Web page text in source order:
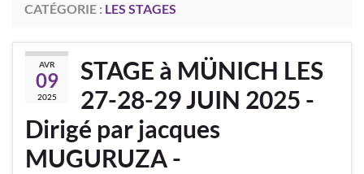
CATÉGORIE : LES STAGES
AVR
09
2025
STAGE à MÜNICH LES
27-28-29 JUIN 2025 -
Dirigé par jacques
MUGURUZA -